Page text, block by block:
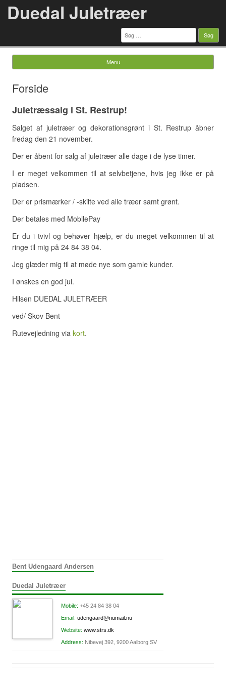
Duedal Juletræer
Søg
efter:
Menu
Forside
Juletræssalg i St. Restrup!
Salget af juletræer og dekorationsgrønt i St. Restrup åbner
fredag den 21 november.
Der er åbent for salg af juletræer alle dage i de lyse timer.
I er meget velkommen til at selvbetjene, hvis jeg ikke er på
pladsen.
Der er prismærker / -skilte ved alle træer samt grønt.
Der betales med MobilePay
Er du i tvivl og behøver hjælp, er du meget velkommen til at
ringe til mig på 24 84 38 04.
Jeg glæder mig til at møde nye som gamle kunder.
I ønskes en god jul.
Hilsen DUEDAL JULETRÆER
ved/ Skov Bent
Rutevejledning via kort.
Bent Udengaard Andersen
Duedal Juletræer
Mobile: +45 24 84 38 04
Email: udengaard@numail.nu
Website: www.strs.dk
Address: Nibevej 392, 9200 Aalborg SV